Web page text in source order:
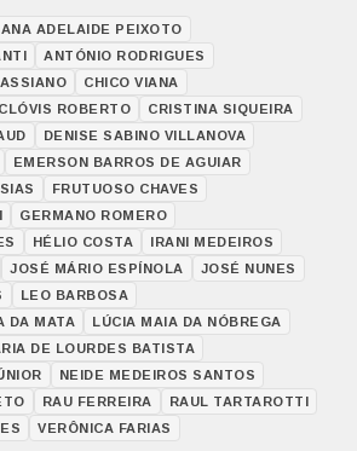
ANA ADELAIDE PEIXOTO
ANTÓNIO RODRIGUES
CHICO VIANA
CLÓVIS ROBERTO
CRISTINA SIQUEIRA
DENISE SABINO VILLANOVA
EMERSON BARROS DE AGUIAR
FRUTUOSO CHAVES
GERMANO ROMERO
HÉLIO COSTA
IRANI MEDEIROS
JOSÉ MÁRIO ESPÍNOLA
JOSÉ NUNES
LEO BARBOSA
DA MATA
LÚCIA MAIA DA NÓBREGA
DE LOURDES BATISTA
NEIDE MEDEIROS SANTOS
RAU FERREIRA
RAUL TARTAROTTI
VERÔNICA FARIAS